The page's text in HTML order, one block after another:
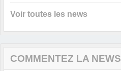
Voir toutes les news
COMMENTEZ LA NEWS